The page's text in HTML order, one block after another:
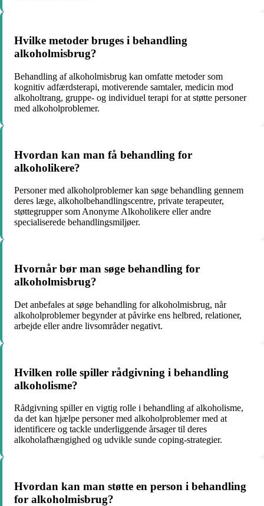
Hvilke metoder bruges i behandling
alkoholmisbrug?
Behandling af alkoholmisbrug kan omfatte metoder som
kognitiv adfærdsterapi, motiverende samtaler, medicin mod
alkoholtrang, gruppe- og individuel terapi for at støtte personer
med alkoholproblemer.
Hvordan kan man få behandling for
alkoholikere?
Personer med alkoholproblemer kan søge behandling gennem
deres læge, alkoholbehandlingscentre, private terapeuter,
støttegrupper som Anonyme Alkoholikere eller andre
specialiserede behandlingsmiljøer.
Hvornår bør man søge behandling for
alkoholmisbrug?
Det anbefales at søge behandling for alkoholmisbrug, når
alkoholproblemer begynder at påvirke ens helbred, relationer,
arbejde eller andre livsområder negativt.
Hvilken rolle spiller rådgivning i behandling
alkoholisme?
Rådgivning spiller en vigtig rolle i behandling af alkoholisme,
da det kan hjælpe personer med alkoholproblemer med at
identificere og tackle underliggende årsager til deres
alkoholafhængighed og udvikle sunde coping-strategier.
Hvordan kan man støtte en person i behandling
for alkoholmisbrug?